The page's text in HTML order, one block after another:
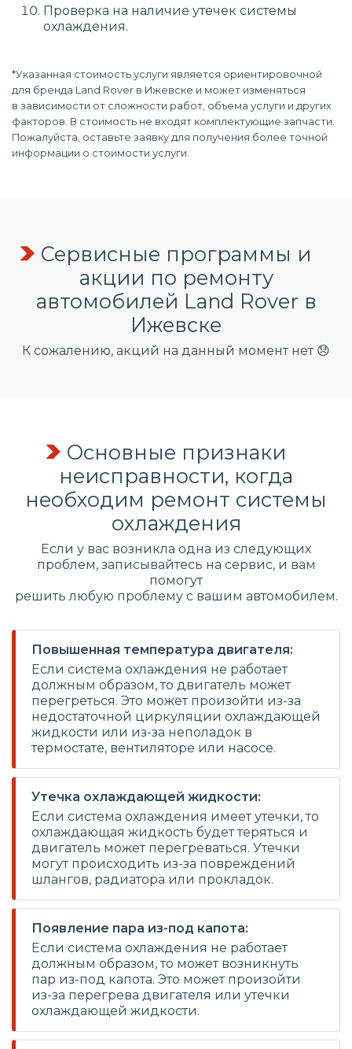
Проверка на наличие утечек системы
охлаждения.
*Указанная стоимость услуги является ориентировочной
для бренда Land Rover в Ижевске и может изменяться
в зависимости от сложности работ, объема услуги и других
факторов. В стоимость не входят комплектующие запчасти.
Пожалуйста, оставьте заявку для получения более точной
информации о стоимости услуги.
Сервисные программы и
акции по ремонту
автомобилей Land Rover в
Ижевске
К сожалению, акций на данный момент нет 😞
Основные признаки
неисправности, когда
необходим ремонт системы
охлаждения
Если у вас возникла одна из следующих
проблем, записывайтесь на сервис, и вам
помогут
решить любую проблему с вашим автомобилем.
Повышенная температура двигателя:
Если система охлаждения не работает
должным образом, то двигатель может
перегреться. Это может произойти из-за
недостаточной циркуляции охлаждающей
жидкости или из-за неполадок в
термостате, вентиляторе или насосе.
Утечка охлаждающей жидкости:
Если система охлаждения имеет утечки, то
охлаждающая жидкость будет теряться и
двигатель может перегреваться. Утечки
могут происходить из-за повреждений
шлангов, радиатора или прокладок.
Появление пара из-под капота:
Если система охлаждения не работает
должным образом, то может возникнуть
пар из-под капота. Это может произойти
из-за перегрева двигателя или утечки
охлаждающей жидкости.